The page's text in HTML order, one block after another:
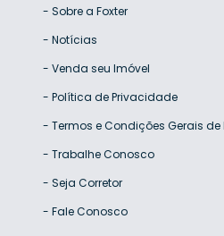
- Sobre a Foxter
- Notícias
- Venda seu Imóvel
- Política de Privacidade
- Termos e Condições Gerais
- Trabalhe Conosco
- Seja Corretor
- Fale Conosco